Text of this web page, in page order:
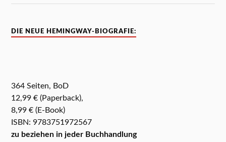
DIE NEUE HEMINGWAY-BIOGRAFIE:
364 Seiten, BoD
12,99 € (Paperback),
8,99 € (E-Book)
ISBN: 9783751972567
zu beziehen in jeder Buchhandlung